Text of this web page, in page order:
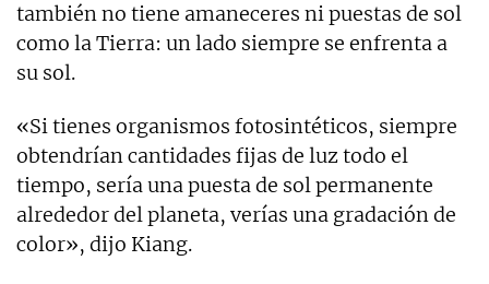
también no tiene amaneceres ni puestas de sol
como la Tierra: un lado siempre se enfrenta a
su sol.
«Si tienes organismos fotosintéticos, siempre
obtendrían cantidades fijas de luz todo el
tiempo, sería una puesta de sol permanente
alrededor del planeta, verías una gradación de
color», dijo Kiang.